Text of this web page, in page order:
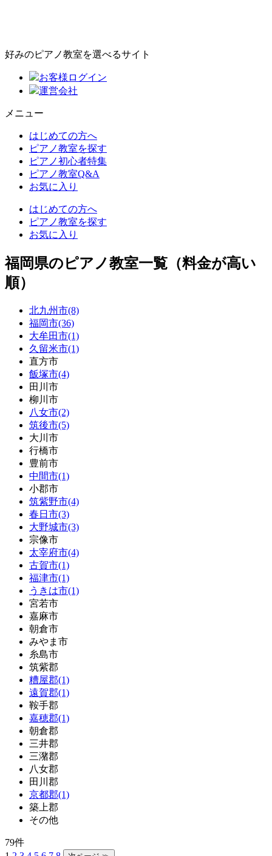
好みのピアノ教室を選べるサイト
お客様ログイン
運営会社
メニュー
はじめての方へ
ピアノ教室を探す
ピアノ初心者特集
ピアノ教室Q&A
お気に入り
はじめての方へ
ピアノ教室を探す
お気に入り
福岡県のピアノ教室一覧（料金が高い
順）
北九州市(8)
福岡市(36)
大牟田市(1)
久留米市(1)
直方市
飯塚市(4)
田川市
柳川市
八女市(2)
筑後市(5)
大川市
行橋市
豊前市
中間市(1)
小郡市
筑紫野市(4)
春日市(3)
大野城市(3)
宗像市
太宰府市(4)
古賀市(1)
福津市(1)
うきは市(1)
宮若市
嘉麻市
朝倉市
みやま市
糸島市
筑紫郡
糟屋郡(1)
遠賀郡(1)
鞍手郡
嘉穂郡(1)
朝倉郡
三井郡
三潴郡
八女郡
田川郡
京都郡(1)
築上郡
その他
79件